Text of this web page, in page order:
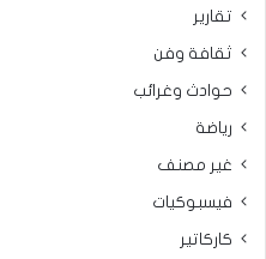
تقارير
ثقافة وفن
حوادث وغرائب
رياضة
غير مصنف
فيسبوكيات
كاركاتير